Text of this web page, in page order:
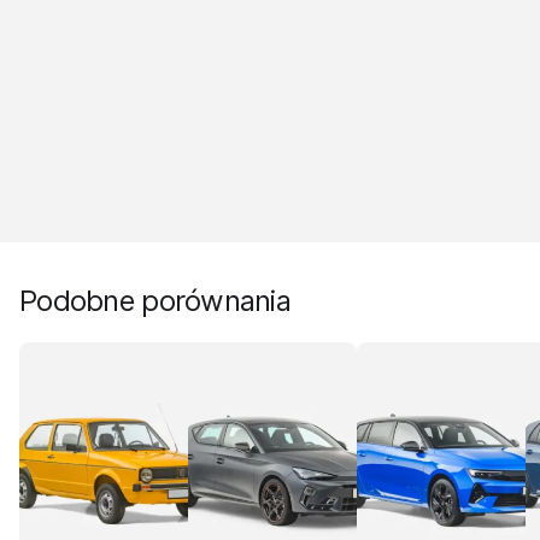
Podobne porównania